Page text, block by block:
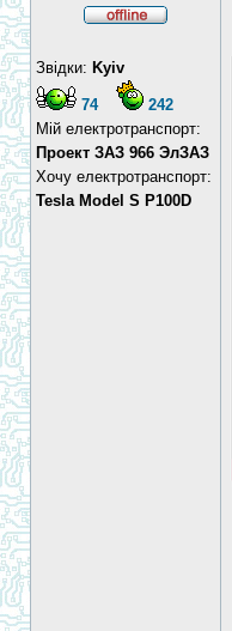
Звідки: Kyiv
74
242
Мій електротранспорт:
Проект ЗАЗ 966 ЭлЗАЗ
Хочу електротранспорт:
Tesla Model S P100D